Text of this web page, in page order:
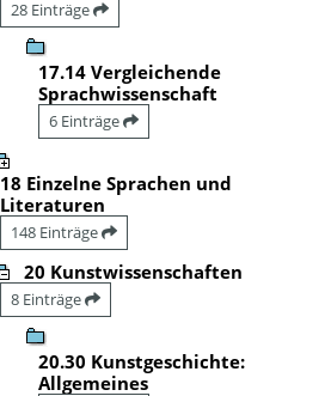
28 Einträge
17.14 Vergleichende
Sprachwissenschaft
6 Einträge
18 Einzelne Sprachen und
Literaturen
148 Einträge
20 Kunstwissenschaften
8 Einträge
20.30 Kunstgeschichte:
Allgemeines